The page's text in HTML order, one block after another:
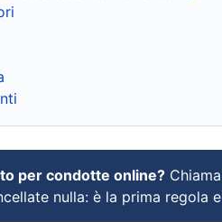
per condotte online? Chiama
nulla: è la prima regola